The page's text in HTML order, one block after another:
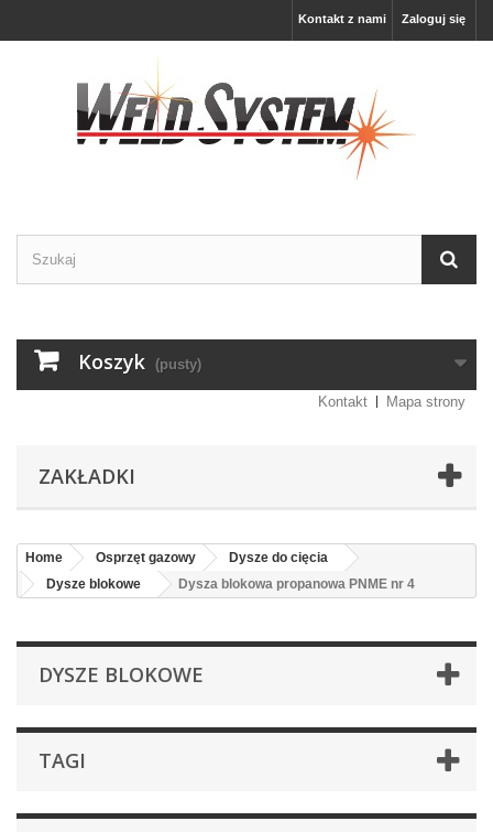
Zaloguj się
Kontakt z nami
Koszyk (pusty)
Kontakt Mapa strony
ZAKŁADKI
Home Osprzęt gazowy
Dysze do cięcia
Dysze blokowe
Dysza blokowa propanowa PNME nr 4
DYSZE BLOKOWE
TAGI